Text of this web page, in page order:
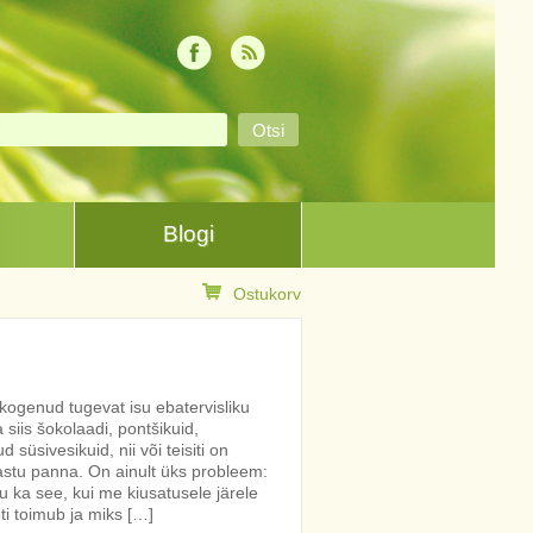
Blogi
Ostukorv
tugevat isu ebatervisliku
šokolaadi, pontšikuid,
süsivesikuid, nii või teisiti on
panna. On ainult üks probleem:
ka see, kui me kiusatusele järele
toimub ja miks […]